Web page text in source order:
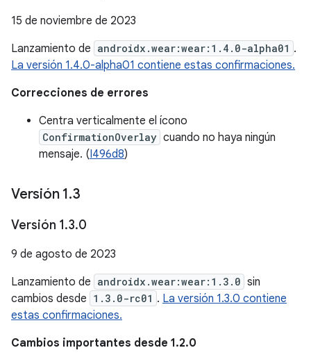
15 de noviembre de 2023
Lanzamiento de androidx.wear:wear:1.4.0-alpha01 .
La versión 1.4.0-alpha01 contiene estas confirmaciones.
Correcciones de errores
Centra verticalmente el ícono
ConfirmationOverlay cuando no haya ningún
mensaje. (I496d8)
Versión 1.3
Versión 1.3.0
9 de agosto de 2023
Lanzamiento de androidx.wear:wear:1.3.0 sin
cambios desde 1.3.0-rc01 . La versión 1.3.0 contiene
estas confirmaciones.
Cambios importantes desde 1.2.0